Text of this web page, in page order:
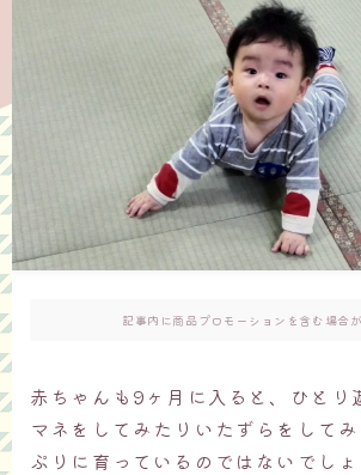
記事内に商品プロモーションを含む場合
赤ちゃんも9ヶ月に入ると、ひとり
マネをしてみたりいたずらをして
ぷりに育っているのではないでしょ